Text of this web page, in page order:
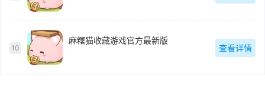
10
麻糬猫收藏游戏官方最新版
查看详情